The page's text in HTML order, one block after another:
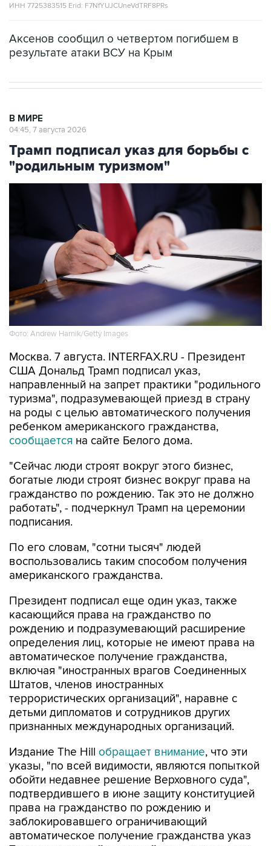
Трамп подписал указ для борьбы с
"родильным туризмом"
Фото: Andrew Harnik/Getty Images
Москва. 7 августа. INTERFAX.RU - Президент
направленный на запрет практики "родильного
туризма", подразумевающей приезд в страну
на роды с целью автоматического получения
ребенком американского гражданства,
сообщаетсяна сайте Белого дома.
"Сейчас люди строят вокруг этого бизнес,
гражданство по рождению. Так это не должно
работать", - подчеркнул Трамп на церемонии
подписания.
По его словам, "сотни тысяч" людей
американского гражданства.
Президент подписал еще один указ, также
рождению и подразумевающий расширение
определения лиц, которые не имеют права на
автоматическое получение гражданства,
включая "иностранных врагов Соединенных
Штатов, членов иностранных
террористических организаций", наравне с
детьми дипломатов и сотрудников других
признанных международных организаций.
Издание The Hillобращает внимание, что эти
обойти недавнее решение Верховного суда",
подтвердившего в июне защиту конституцией
права на гражданство по рождению и
заблокировавшего ограничивающий
автоматическое получение гражданства указ
Трампа, изданный в первый день его второго
президентского срока.